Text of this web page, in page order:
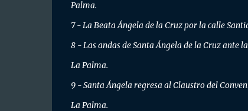
Palma.
7 - La Beata Ángela de la Cruz por la calle
8 - Las andas de Santa Ángela de la Cruz ante
La Palma.
9 - Santa Ángela regresa al Claustro del
La Palma.